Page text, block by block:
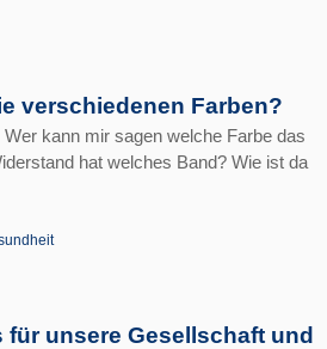
verschiedenen Farben?
kann mir sagen welche Farbe das
hat welches Band? Wie ist da
unsere Gesellschaft und